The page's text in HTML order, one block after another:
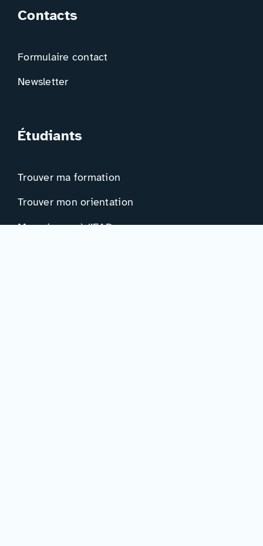
Contacts
Formulaire contact
Newsletter
Étudiants
Trouver ma formation
Trouver mon orientation
Me préparer à l’EAD